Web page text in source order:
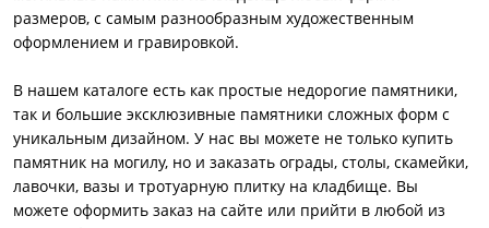
размеров, с самым разнообразным художественным
оформлением и гравировкой.
В нашем каталоге есть как простые недорогие памятники,
так и большие эксклюзивные памятники сложных форм с
уникальным дизайном. У нас вы можете не только купить
памятник на могилу, но и заказать ограды, столы, скамейки,
лавочки, вазы и тротуарную плитку на кладбище. Вы
можете оформить заказ на сайте или прийти в любой из